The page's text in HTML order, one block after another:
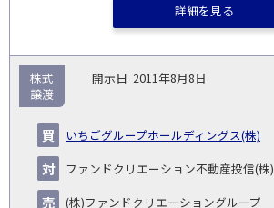
詳細を見る
2011年8月8日
いちごグループホールディングス(株)
ファンドクリエーション不動産投信(株)
(株)ファンドクリエーショングループ
株式
譲渡